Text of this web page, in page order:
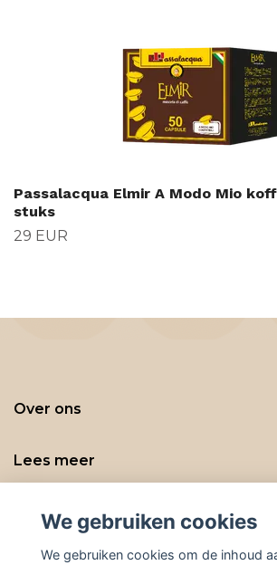
Passalacqua Elmir A Modo Mio
stuks
29 EUR
Over ons
Lees meer
Social media
We gebruiken cookies
We gebruiken cookies om de inhoud